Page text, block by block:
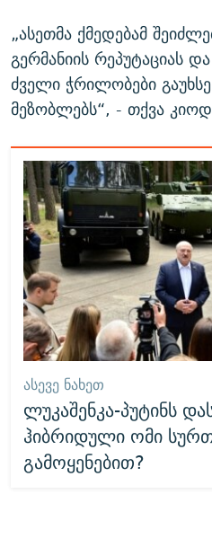
„ასეთმა ქმედებამ
გერმანიის რეპუტაციას
ძველი ჭრილობები
მეზობლებს“, - თქვა
ᲐᲡᲔᲕᲔ ᲜᲐᲮᲔᲗ
ლუკაშენკა-პუტინს
ჰიბრიდული ომი
გამოყენებით?